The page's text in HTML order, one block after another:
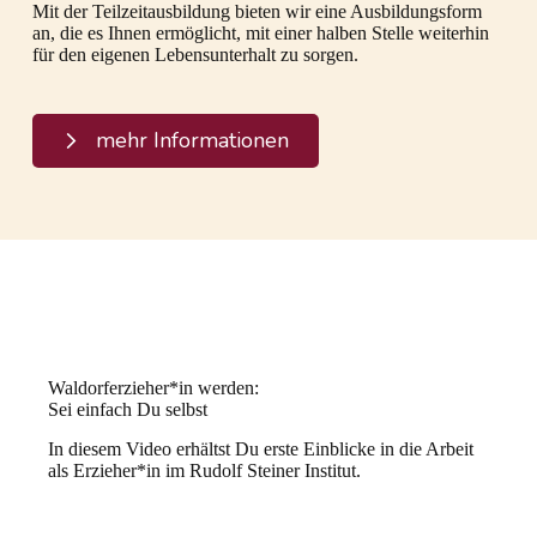
Mit der Teilzeitausbildung bieten wir eine Ausbildungsform
an, die es Ihnen ermöglicht, mit einer halben Stelle weiterhin
für den eigenen Lebensunterhalt zu sorgen.
mehr Informationen
Waldorferzieher*in werden:
Sei einfach Du selbst
In diesem Video erhältst Du erste Einblicke in die Arbeit
als Erzieher*in im Rudolf Steiner Institut.